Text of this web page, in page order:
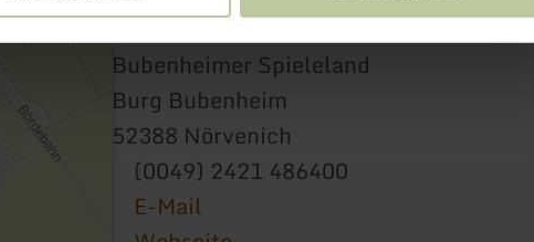
Bubenheimer Spieleland
Burg Bubenheim
52388 Nörvenich
(0049) 2421 486400
E-Mail